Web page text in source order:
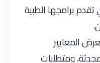
تقدم برامجها الطبية
المعايير
ومتطلبات